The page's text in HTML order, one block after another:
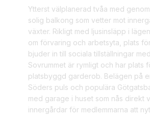
Ytterst välplanerad tvåa med
solig balkong som vetter mot
växter. Rikligt med ljusinsläpp i
om förvaring och arbetsyta, plats
bjuder in till sociala tillställningar
Sovrummet är rymligt och har plats
platsbyggd garderob. Belägen på
Söders puls och populära
med garage i huset som nås direkt
innergårdar för medlemmarna att